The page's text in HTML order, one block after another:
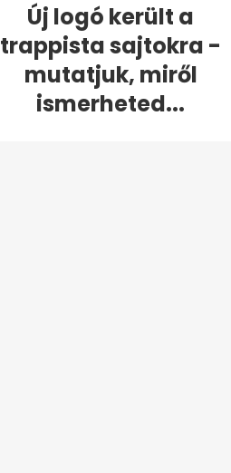
Új logó került a
trappista sajtokra -
mutatjuk, miről
ismerheted...